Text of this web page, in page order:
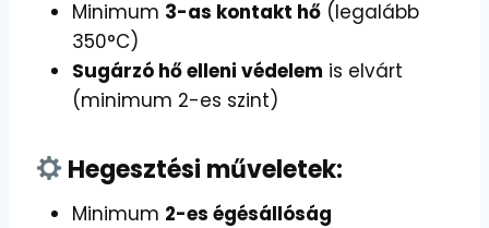
Minimum 3-as kontakt hő (legalább
350°C)
Sugárzó hő elleni védelem is elvárt
(minimum 2-es szint)
Hegesztési műveletek:
Minimum 2-es égésállóság